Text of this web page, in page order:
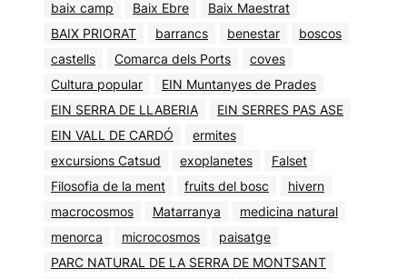
baix camp Baix Ebre
Baix Maestrat
BAIX PRIORAT
barrancs benestar
boscos
castells
Comarca dels Ports
coves
Cultura popular
EIN Muntanyes de Prades
EIN SERRA DE LLABERIA
EIN SERRES PAS ASE
EIN VALL DE CARDÓ
ermites
excursions Catsud
exoplanetes
Falset
Filosofia de la ment
fruits del bosc
hivern
macrocosmos
Matarranya
medicina natural
menorca
microcosmos
paisatge
PARC NATURAL DE LA SERRA DE MONTSANT